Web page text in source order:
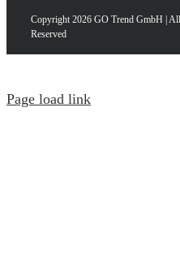
Copyright 2026 GO Trend GmbH |
Reserved
Page load link